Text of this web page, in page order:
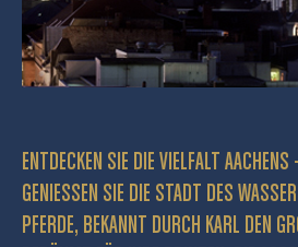
ENTDECKEN SIE DIE VIELFALT
GENIESSEN SIE DIE STADT DES
FERDE, BEKANNT DURCH KARL DEN